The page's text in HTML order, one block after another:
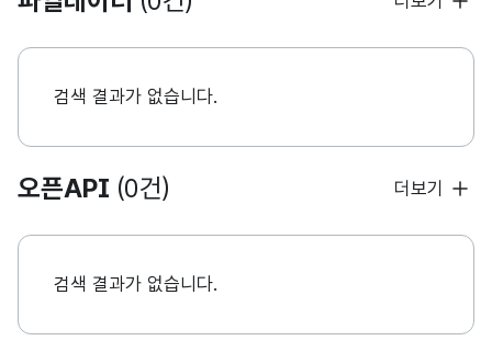
검색 결과가 없습니다.
오픈API (0건) 더보기
검색 결과가 없습니다.